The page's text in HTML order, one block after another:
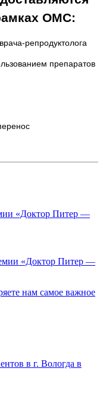
ОМС:
репродуктолога
препаратов
«Доктор Питер —
«Доктор Питер —
нам самое важное
в г. Вологда в